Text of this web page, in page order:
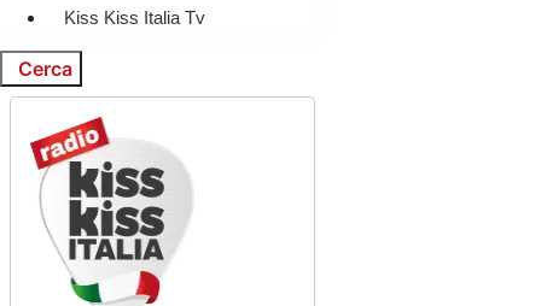
Kiss Kiss Italia Tv
Cerca